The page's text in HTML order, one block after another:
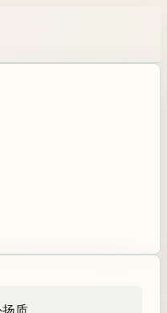
质